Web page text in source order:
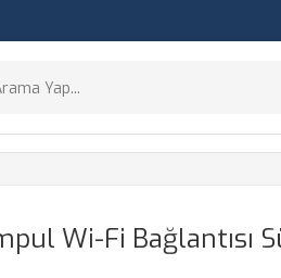
Wi-Fi Bağlantısı